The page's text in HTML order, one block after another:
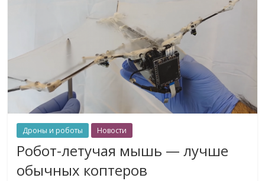
Дроны и роботы Новости
Робот-летучая мышь — лучше
обычных коптеров